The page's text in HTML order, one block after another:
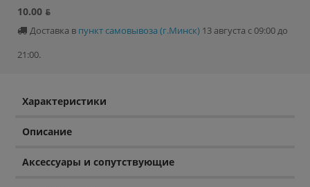
10.00 ƃ
Доставка в пункт самовывоза (г.Минск) 13 августа с 09:00 до
21:00.
Характеристики
Описание
Аксессуары и сопутствующие